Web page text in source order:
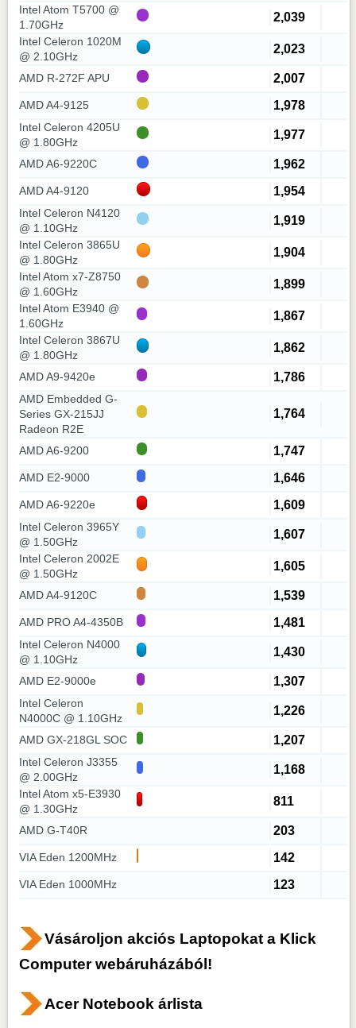
Intel Atom T5700 @
1.70GHz
2,039
Intel Celeron 1020M
@ 2.10GHz
2,023
AMD R-272F APU 2,007
AMD A4-9125 1,978
Intel Celeron 4205U
@ 1.80GHz
1,977
AMD A6-9220C 1,962
AMD A4-9120 1,954
Intel Celeron N4120
@ 1.10GHz
1,919
Intel Celeron 3865U
@ 1.80GHz
1,904
Intel Atom x7-Z8750
@ 1.60GHz
1,899
Intel Atom E3940 @
1.60GHz
1,867
Intel Celeron 3867U
@ 1.80GHz
1,862
AMD A9-9420e 1,786
AMD Embedded G-
Series GX-215JJ
Radeon R2E
1,764
AMD A6-9200 1,747
AMD E2-9000 1,646
AMD A6-9220e 1,609
Intel Celeron 3965Y
@ 1.50GHz
1,607
Intel Celeron 2002E
@ 1.50GHz
1,605
AMD A4-9120C 1,539
AMD PRO A4-4350B 1,481
Intel Celeron N4000
@ 1.10GHz
1,430
AMD E2-9000e 1,307
Intel Celeron
N4000C @ 1.10GHz
1,226
AMD GX-218GL SOC 1,207
Intel Celeron J3355
@ 2.00GHz
1,168
Intel Atom x5-E3930
@ 1.30GHz
811
AMD G-T40R 203
VIA Eden 1200MHz 142
VIA Eden 1000MHz 123
Vásároljon akciós Laptopokat a Klick
Computer webáruházából!
Acer Notebook árlista